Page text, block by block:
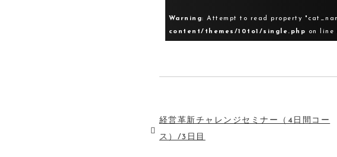
Warning: Attempt to read property
content/themes/10to1/single.php
on line
経営革新チャレンジセミナー（4日間コー
ス）/3日目